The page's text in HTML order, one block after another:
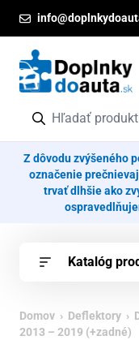
Z dôvodu zvýšeného
označenie
trvať dlhšie ako
Katalóg
Domov › Deflektory ›
2013 – 2019 (+zadné)